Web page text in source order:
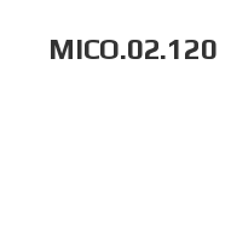
MICO.02.120